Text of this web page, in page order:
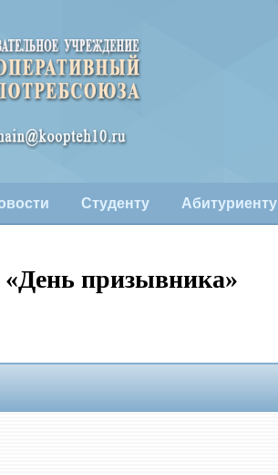
Студенту Абитуриенту
призывника»